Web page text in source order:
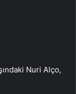
Nuri Alço,